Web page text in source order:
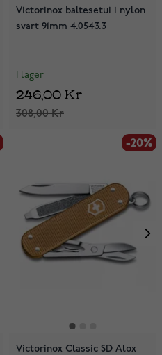
Victorinox baltesetui i nylon
svart 91mm 4.0543.3
I lager
308,00 Kr
246,00 Kr
-20%
Victorinox Classic SD Alox